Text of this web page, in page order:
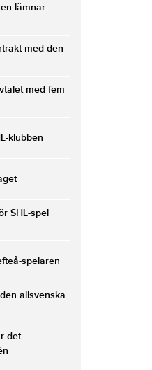
lämnar
med den
med fem
klubben
SHL-spel
spelaren
allsvenska
det